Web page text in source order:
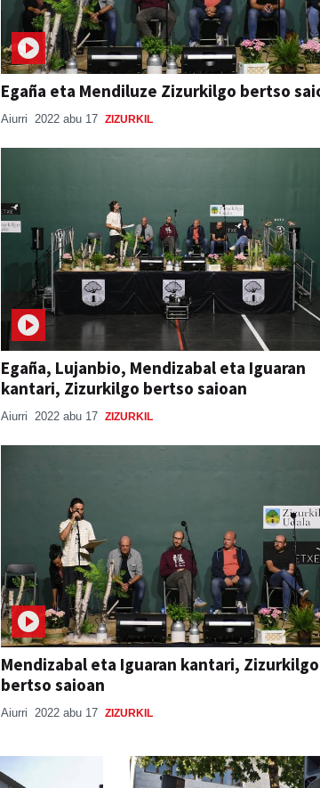
Egaña eta Mendiluze Zizurkilgo bertso
Aiurri 2022 abu 17 ZIZURKIL
Egaña, Lujanbio, Mendizabal eta Iguaran
kantari, Zizurkilgo bertso saioan
Aiurri 2022 abu 17 ZIZURKIL
Mendizabal eta Iguaran kantari, Zizurkilgo
bertso saioan
Aiurri 2022 abu 17 ZIZURKIL